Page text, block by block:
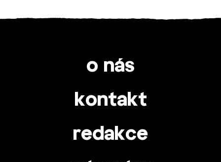
o nás
kontakt
redakce